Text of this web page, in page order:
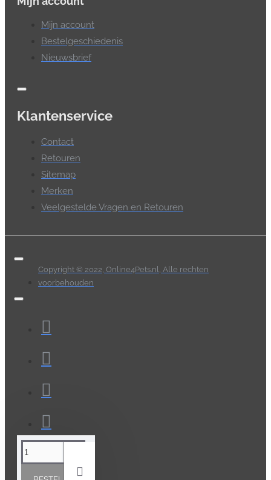
Mijn account
Bestelgeschiedenis
Nieuwsbrief
Klantenservice
Contact
Retouren
Sitemap
Merken
Veelgestelde Vragen en Retouren
Copyright © 2022, Online4Pets.nl, Alle rechten
voorbehouden